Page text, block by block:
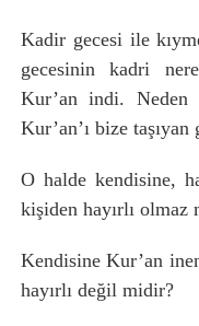
Kadir gecesi ile
gecesinin kadri
Kur’an indi. Neden
Kur’an’ı bize
O halde kendisine,
kişiden hayırlı olmaz
Kendisine Kur’an
hayırlı değil midir?